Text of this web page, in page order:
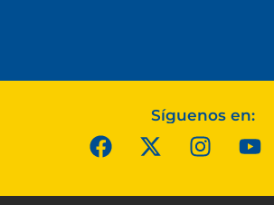
Síguenos en: